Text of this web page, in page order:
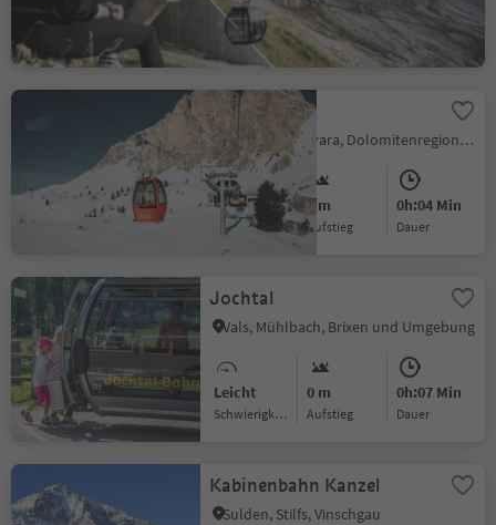
Leicht
Schwierigkeitsgrad
0 m
Aufstieg
0h:07 Min
Frara
Pescosta, Corvara, Dolomitenregion Alta Badia
Leicht
Schwierigkeitsgrad
0 m
Aufstieg
0h:04 Min
Dauer
Jochtal
Vals, Mühlbach, Brixen und Umgebung
Leicht
Schwierigkeitsgrad
0 m
Aufstieg
0h:07 Min
Dauer
Kabinenbahn Kanzel
Sulden, Stilfs, Vinschgau